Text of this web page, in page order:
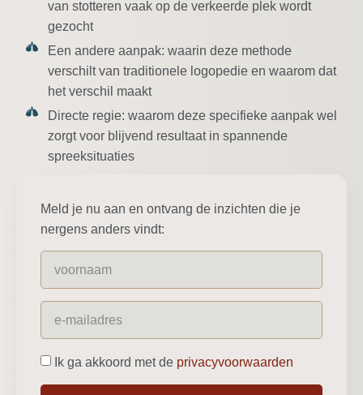
van stotteren vaak op de verkeerde plek wordt
gezocht
Een andere aanpak: waarin deze methode
verschilt van traditionele logopedie en waarom dat
het verschil maakt
Directe regie: waarom deze specifieke aanpak wel
zorgt voor blijvend resultaat in spannende
spreeksituaties
Meld je nu aan en ontvang de inzichten die je
nergens anders vindt:
Ik ga akkoord met de privacyvoorwaarden